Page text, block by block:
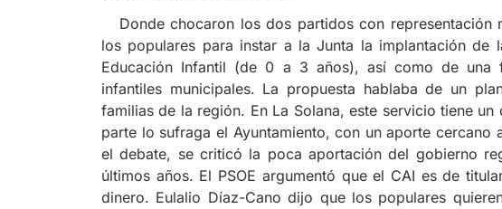
Donde chocaron los dos partidos con representación
los populares para instar a la Junta la implantación
Educación Infantil (de 0 a 3 años), así como de una
infantiles municipales. La propuesta hablaba de un
familias de la región. En La Solana, este servicio tiene
parte lo sufraga el Ayuntamiento, con un aporte
el debate, se criticó la poca aportación del gobierno
últimos años. El PSOE argumentó que el CAI es de
dinero. Eulalio Díaz-Cano dijo que los populares